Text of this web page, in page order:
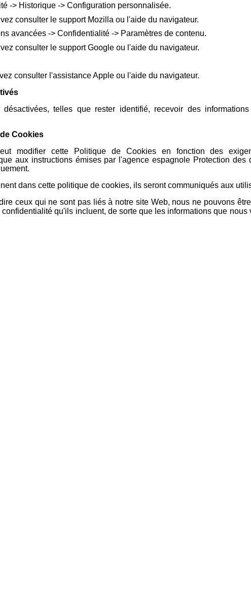
-> Historique -> Configuration personnalisée.
consulter le support Mozilla ou l'aide du navigateur.
avancées -> Confidentialité -> Paramètres de contenu.
consulter le support Google ou l'aide du navigateur.
consulter l'assistance Apple ou l'aide du navigateur.
telles que rester identifié, recevoir des
Cookies
modifier cette Politique de Cookies en fonction des
aux instructions émises par l'agence espagnole Protection des
dans cette politique de cookies, ils seront communiqués aux
ceux qui ne sont pas liés à notre site Web, nous ne pouvons
qu'ils incluent, de sorte que les informations que nous